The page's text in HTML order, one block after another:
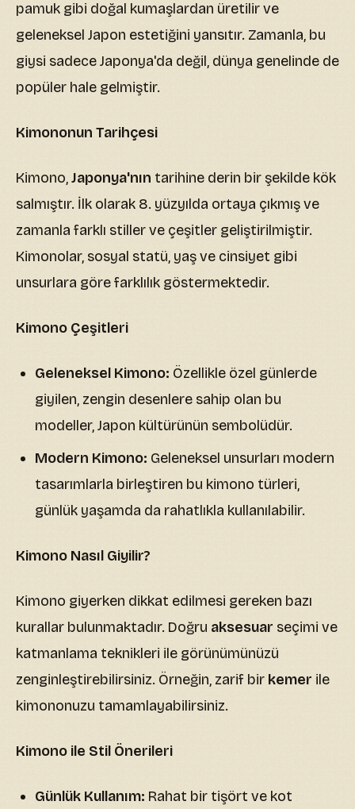
pamuk gibi doğal kumaşlardan üretilir ve
geleneksel Japon estetiğini yansıtır. Zamanla, bu
giysi sadece Japonya'da değil, dünya genelinde de
popüler hale gelmiştir.
Kimononun Tarihçesi
Kimono,Japonya'nın tarihine derin bir şekilde kök
salmıştır. İlk olarak 8. yüzyılda ortaya çıkmış ve
zamanla farklı stiller ve çeşitler geliştirilmiştir.
Kimonolar, sosyal statü, yaş ve cinsiyet gibi
unsurlara göre farklılık göstermektedir.
Kimono Çeşitleri
Geleneksel Kimono: Özellikle özel günlerde
giyilen, zengin desenlere sahip olan bu
modeller, Japon kültürünün sembolüdür.
Modern Kimono: Geleneksel unsurları modern
tasarımlarla birleştiren bu kimono türleri,
günlük yaşamda da rahatlıkla kullanılabilir.
Kimono Nasıl Giyilir?
Kimono giyerken dikkat edilmesi gereken bazı
kurallar bulunmaktadır. Doğru aksesuar seçimi ve
katmanlama teknikleri ile görünümünüzü
zenginleştirebilirsiniz. Örneğin, zarif bir kemer ile
kimononuzu tamamlayabilirsiniz.
Kimono ile Stil Önerileri
Günlük Kullanım: Rahat bir tişört ve kot